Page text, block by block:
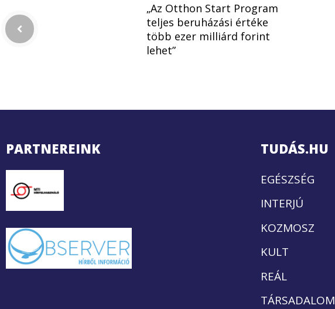
„Az Otthon Start Program
teljes beruházási értéke
több ezer milliárd forint
lehet”
PARTNEREINK TUDÁS.HU
EGÉSZSÉG
INTERJÚ
KOZMOSZ
KULT
REÁL
TÁRSADALOM